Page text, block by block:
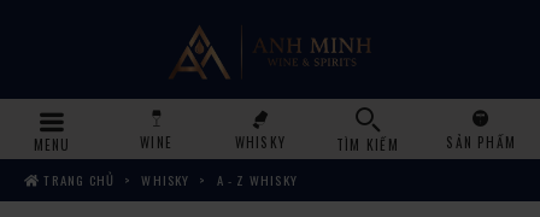
MENU WINE WHISKY TÌM KIẾM
SẢN PHẨM
TRANG CHỦ
WHISKY A - Z WHISKY